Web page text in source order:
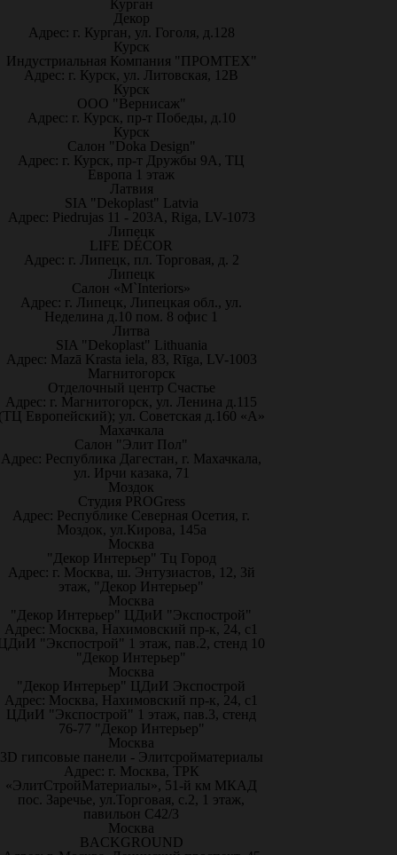
Курган
Декор
Адрес: г. Курган, ул. Гоголя, д.128
Курск
Индустриальная Компания "ПРОМТЕХ"
Адрес: г. Курск, ул. Литовская, 12В
Курск
ООО "Вернисаж"
Адрес: г. Курск, пр-т Победы, д.10
Курск
Салон "Doka Design"
Адрес: г. Курск, пр-т Дружбы 9А, ТЦ
Европа 1 этаж
Латвия
SIA "Dekoplast" Latvia
Адрес: Piedrujas 11 - 203A, Riga, LV-1073
Липецк
LIFE DÉCOR
Адрес: г. Липецк, пл. Торговая, д. 2
Липецк
Салон «M`Interiors»
Адрес: г. Липецк, Липецкая обл., ул.
Неделина д.10 пом. 8 офис 1
Литва
SIA "Dekoplast" Lithuania
Адрес: Mazā Krasta iela, 83, Rīga, LV-1003
Магнитогорск
Отделочный центр Счастье
Адрес: г. Магнитогорск, ул. Ленина д.115
Европейский); ул. Советская д.160 «А»
Махачкала
Салон "Элит Пол"
Адрес: Республика Дагестан, г. Махачкала,
ул. Ирчи казака, 71
Моздок
Студия PROGress
Адрес: Республике Северная Осетия, г.
Моздок, ул.Кирова, 145а
Москва
"Декор Интерьер" Тц Город
Адрес: г. Москва, ш. Энтузиастов, 12, 3й
этаж, "Декор Интерьер"
Москва
"Декор Интерьер" ЦДиИ "Экспострой"
Адрес: Москва, Нахимовский пр-к, 24, с1
"Экспострой" 1 этаж, пав.2, стенд 10
"Декор Интерьер"
Москва
"Декор Интерьер" ЦДиИ Экспострой
Адрес: Москва, Нахимовский пр-к, 24, с1
ЦДиИ "Экспострой" 1 этаж, пав.3, стенд
76-77 "Декор Интерьер"
Москва
3D гипсовые панели - Элитсройматериалы
Адрес: г. Москва, ТРК
«ЭлитСтройМатериалы», 51-й км МКАД
пос. Заречье, ул.Торговая, с.2, 1 этаж,
павильон С42/3
Москва
BACKGROUND